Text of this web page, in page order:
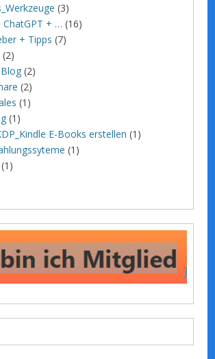
(3)
ChatGPT + … (16)
+ Tipps (7)
(2)
(2)
(2)
(1)
(1)
E-Books erstellen (1)
(1)
(1)